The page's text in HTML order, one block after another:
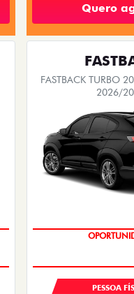
Quero
FASTBACK TURBO
2026/
PESSOA